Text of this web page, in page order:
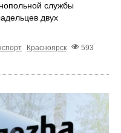
службы
двух
Красноярск
593